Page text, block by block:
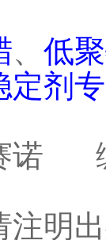
、 低
定剂
诺
注明